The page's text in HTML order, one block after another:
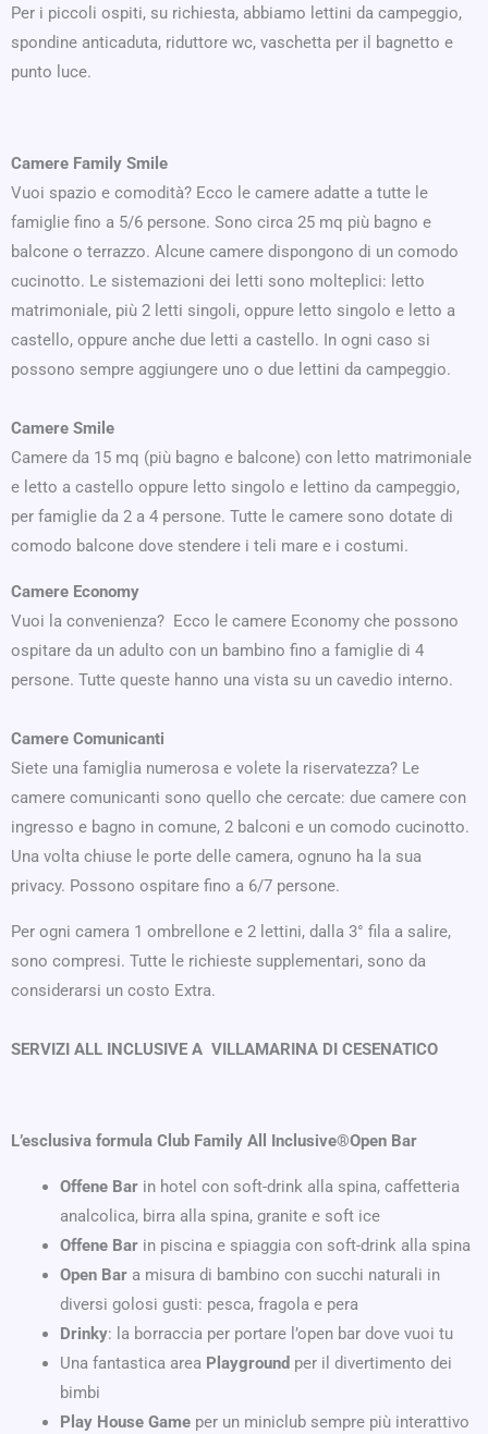
Per i piccoli ospiti, su richiesta, abbiamo lettini da campeggio,
spondine anticaduta, riduttore wc, vaschetta per il bagnetto e
punto luce.
Camere Family Smile
Vuoi spazio e comodità? Ecco le camere adatte a tutte le
famiglie fino a 5/6 persone. Sono circa 25 mq più bagno e
balcone o terrazzo. Alcune camere dispongono di un comodo
cucinotto. Le sistemazioni dei letti sono molteplici: letto
matrimoniale, più 2 letti singoli, oppure letto singolo e letto a
castello, oppure anche due letti a castello. In ogni caso si
possono sempre aggiungere uno o due lettini da campeggio.
Camere Smile
Camere da 15 mq (più bagno e balcone) con letto matrimoniale
e letto a castello oppure letto singolo e lettino da campeggio,
per famiglie da 2 a 4 persone. Tutte le camere sono dotate di
comodo balcone dove stendere i teli mare e i costumi.
Camere Economy
Vuoi la convenienza? Ecco le camere Economy che possono
ospitare da un adulto con un bambino fino a famiglie di 4
persone. Tutte queste hanno una vista su un cavedio interno.
Camere Comunicanti
Siete una famiglia numerosa e volete la riservatezza? Le
camere comunicanti sono quello che cercate: due camere con
ingresso e bagno in comune, 2 balconi e un comodo cucinotto.
Una volta chiuse le porte delle camera, ognuno ha la sua
privacy. Possono ospitare fino a 6/7 persone.
Per ogni camera 1 ombrellone e 2 lettini, dalla 3° fila a salire,
sono compresi. Tutte le richieste supplementari, sono da
considerarsi un costo Extra.
SERVIZI ALL INCLUSIVE A VILLAMARINA DI CESENATICO
L’esclusiva formula Club Family All Inclusive®Open Bar
Offene Bar in hotel con soft-drink alla spina, caffetteria
analcolica, birra alla spina, granite e soft ice
Offene Bar in piscina e spiaggia con soft-drink alla spina
Open Bar a misura di bambino con succhi naturali in
diversi golosi gusti: pesca, fragola e pera
Drinky: la borraccia per portare l’open bar dove vuoi tu
Una fantastica area Playground per il divertimento dei
bimbi
Play House Game per un miniclub sempre più interattivo